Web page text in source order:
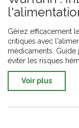
les
Gérez efficacement
critiques avec
médicaments. Guide
éviter les risques
Voir plus